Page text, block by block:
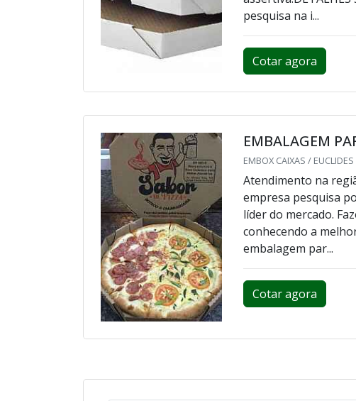
pesquisa na i...
Cotar agora
EMBALAGEM
EMBOX CAIXAS /
Atendimento na
empresa pesquisa
líder do mercado.
conhecendo a
embalagem par...
Cotar agora